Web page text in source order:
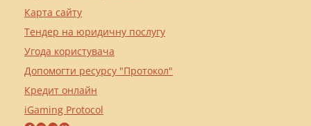
Карта сайту
Тендер на юридичну послугу
Угода користувача
Допомогти ресурсу "Протокол"
Кредит онлайн
iGaming Protocol